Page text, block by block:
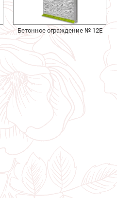
Бетонное ограждение № 12Е